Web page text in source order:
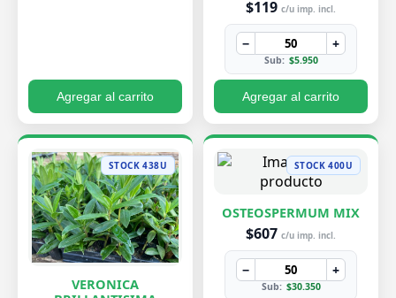
Agregar al carrito
$119 c/u imp. incl.
− +
Sub: $5.950
Agregar al carrito
STOCK 438U
VERONICA
STOCK 400U
OSTEOSPERMUM MIX
$607 c/u imp. incl.
− +
Sub: $30.350